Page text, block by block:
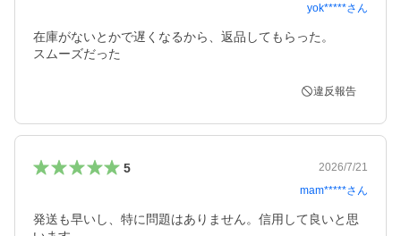
yok*****さん
在庫がないとかで遅くなるから、返品してもらった。
スムーズだった
違反報告
5
2026/7/21
mam*****さん
発送も早いし、特に問題はありません。信用して良いと思